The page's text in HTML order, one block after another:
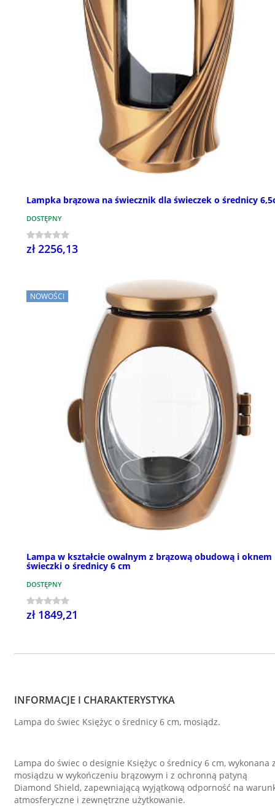
Lampka brązowa na świecznik dla świeczek o średnicy
DOSTĘPNY
zł 2256,13
NOWOŚCI
Lampa w kształcie owalnym z brązową obudową i oknem
świeczki o średnicy 6 cm
DOSTĘPNY
zł 1849,21
INFORMACJE I CHARAKTERYSTYKA
Lampa do świec Księżyc o średnicy 6 cm, mosiądz.
Lampa do świec o designie Księżyc o średnicy 6 cm, wykonana
mosiądzu w wykończeniu brązowym i z ochronną patyną
Diamond Shield, zapewniającą wyjątkową odporność na
atmosferyczne i zewnętrzne użytkowanie.